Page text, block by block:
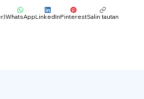
WhatsAppLinkedInPinterestSalin tautan